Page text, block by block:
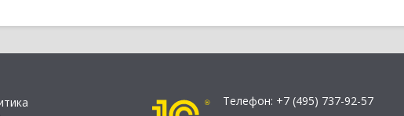
Телефон: +7 (495) 737-92-57